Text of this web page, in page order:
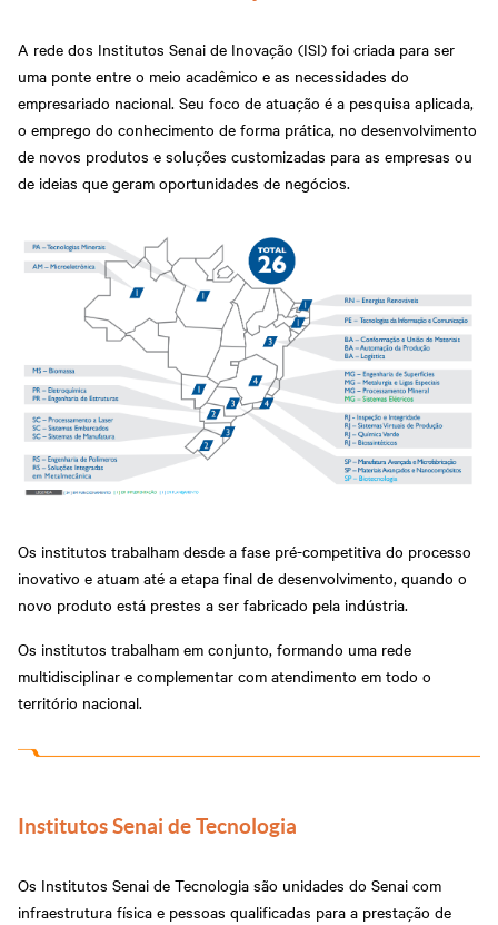
Newsletter
Apoio para startups -
Senai Hub
Ensino Médio Integrado
Portal do Docente
Portal do Aluno
Inspirar Agro
Plataforma Meu Senai
indústria
Parceria Senar x Senai
Centro de Eventos Senai
Sinop
Sorriso
Várzea Grande
Abrir Solicitação no SAC
Privacidade e Proteção
de Dados
Downloads
A rede dos Institutos Senai de Inovação (ISI) foi criada para ser
uma ponte entre o meio acadêmico e as necessidades do
empresariado nacional. Seu foco de atuação é a pesquisa aplicada,
o emprego do conhecimento de forma prática, no desenvolvimento
de novos produtos e soluções customizadas para as empresas ou
de ideias que geram oportunidades de negócios.
Os institutos trabalham desde a fase pré-competitiva do processo
inovativo e atuam até a etapa final de desenvolvimento, quando o
novo produto está prestes a ser fabricado pela indústria.
Os institutos trabalham em conjunto, formando uma rede
multidisciplinar e complementar com atendimento em todo o
território nacional.
Institutos Senai de Tecnologia
Os Institutos Senai de Tecnologia são unidades do Senai com
infraestrutura física e pessoas qualificadas para a prestação de